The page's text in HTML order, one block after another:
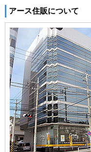
アース住販について